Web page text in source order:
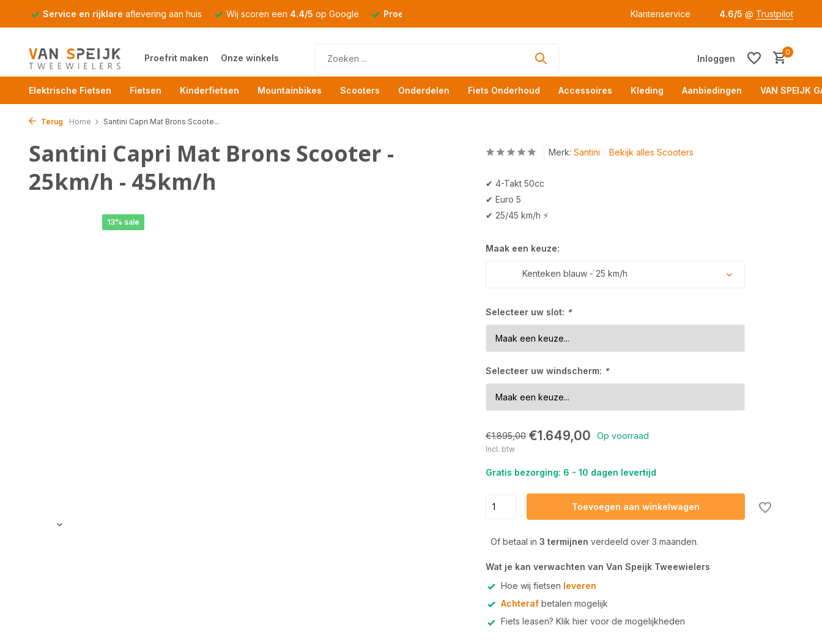
Service en rijklare aflevering aan huis Wij scoren een 4.4/5 op Google Proefrit Klantenservice 4.6/5 @ Trustpilot
Proefrit maken Onze winkels Inloggen
0
Elektrische Fietsen Fietsen Kinderfietsen Mountainbikes Scooters Onderdelen Fiets Onderhoud Accessoires Kleding Aanbiedingen VAN SPEIJK
Terug Home Santini Capri Mat Brons Scoote...
Santini Capri Mat Brons Scooter -
25km/h - 45km/h
13% sale
Merk: Santini Bekijk alles Scooters
✔ 4-Takt 50cc
✔ Euro 5
✔ 25/45 km/h ⚡
Maak een keuze:
Kenteken blauw - 25 km/h
Selecteer uw slot: *
Selecteer uw windscherm: *
€1.895,00 €1.649,00 Op voorraad
Incl. btw
Gratis bezorging: 6 - 10 dagen levertijd
Toevoegen aan winkelwagen
Of betaal in 3 termijnen verdeeld over 3 maanden.
Wat je kan verwachten van Van Speijk Tweewielers
Hoe wij fietsen leveren
Achterafbetalen mogelijk
Fiets leasen? Klik hier voor de mogelijkheden